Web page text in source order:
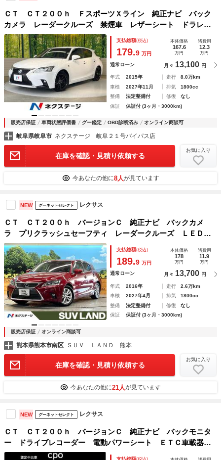
ＣＴ ＣＴ２００ｈ ＦスポーツＸライン 純正ナビ バック
カメラ レーダークルーズ 禁煙車 レザーシート ドラレ
コ コーナーセンサー スマートキー ＬＥＤヘッド ビルト
インＥＴＣ １８インチアルミ オートライト デュアルエア
コン
支払総額(税込)
179.9 万円
本体価格
167.6
万円
諸費用
12.3
万円
通常ローン 月々 13,100 円
年式 2015年 走行
8.0万km
車検
2027年11月 排気
1800cc
整備
法定整備付 修復
なし
保証
保証付 (3ヶ月・3000km)
販売店保証 車両状態評価書 グー鑑定 OBD診断済み オンライン商談可
岐阜県岐阜市 ネクステージ 岐阜２１号バイパス店
在庫を確認・見積り依頼する
お気に入り
今あなたの他に8人が見ています
NEW グーネットセレクト レクサス
ＣＴ ＣＴ２００ｈ バージョンＣ 純正ナビ バックカメ
ラ プリクラッシュセーフティ レーダークルーズ ＬＥＤヘ
ッド 純正１６インチＡＷ パドルシフト シートヒーター
パワーシート スマートキー 禁煙車
支払総額(税込)
189.9 万円
本体価格
178
万円
諸費用
11.9
万円
通常ローン 月々 13,700 円
年式 2016年 走行
2.6万km
車検
2027年4月 排気
1800cc
整備
法定整備付 修復
なし
保証
保証付 (3ヶ月・3000km)
販売店保証 オンライン商談可
熊本県熊本市南区 ＳＵＶ ＬＡＮＤ 熊本
在庫を確認・見積り依頼する
お気に入り
今あなたの他に21人が見ています
NEW グーネットセレクト レクサス
ＣＴ ＣＴ２００ｈ バージョンＣ 純正ナビ バックモニタ
ー ドライブレコーダー 電動パワーシート ＥＴＣ車載器
パドルシフト シートヒーター 認定中古車ＣＰＯ
支払総額(税込)